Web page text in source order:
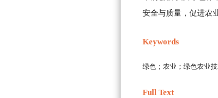
安全与质量，促进农
Keywords
绿色；农业；绿色农业
Full Text